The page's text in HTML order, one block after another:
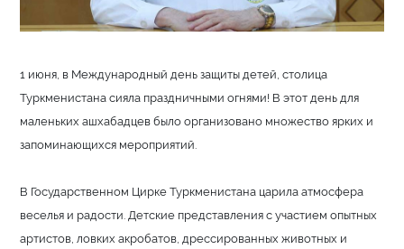
1 июня, в Международный день защиты детей, столица
Туркменистана сияла праздничными огнями! В этот день для
маленьких ашхабадцев было организовано множество ярких и
запоминающихся мероприятий.
В Государственном Цирке Туркменистана царила атмосфера
веселья и радости. Детские представления с участием опытных
артистов, ловких акробатов, дрессированных животных и